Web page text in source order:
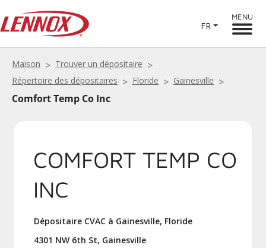
FR
MENU
Maison
Trouver un dépositaire
Répertoire des dépositaires
Floride Gainesville
Comfort Temp Co Inc
COMFORT TEMP CO
INC
Dépositaire CVAC à Gainesville, Floride
4301 NW 6th St, Gainesville